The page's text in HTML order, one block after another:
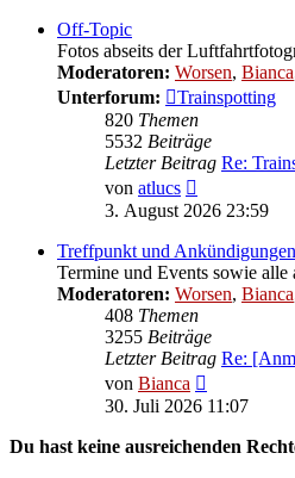
Off-Topic
Fotos abseits der
Moderatoren: Worsen, Bianca
Unterforum:
Trainspotting
820 Themen
5532 Beiträge
Letzter Beitrag Re:
von atlucs
Beitrag
3. August 2026 23:59
Treffpunkt und
Termine und Events sowie
Moderatoren: Worsen, Bianca
408 Themen
3255 Beiträge
Letzter Beitrag Re:
von Bianca
Beitrag
30. Juli 2026 11:07
Du hast keine ausreichenden